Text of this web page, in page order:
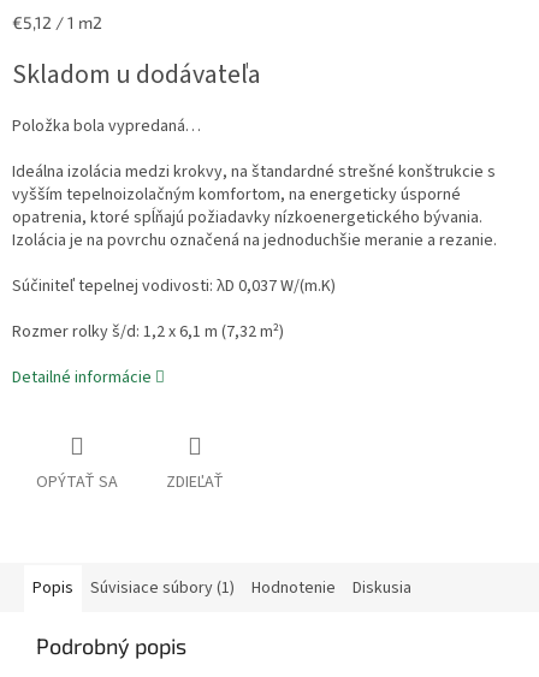
Jednotková
€5,12 / 1 m2
Skladom u dodávateľa
Položka bola vypredaná…
Ideálna izolácia medzi krokvy, na štandardné strešné konštrukcie s
vyšším tepelnoizolačným komfortom, na energeticky úsporné
opatrenia, ktoré spĺňajú požiadavky nízkoenergetického bývania.
Izolácia je na povrchu označená na jednoduchšie meranie a rezanie.
Súčiniteľ tepelnej vodivosti: λD 0,037 W/(m.K)
Rozmer rolky š/d: 1,2 x 6,1 m (7,32 m²)
Detailné informácie
OPÝTAŤ SA ZDIEĽAŤ
Popis Súvisiace súbory (1) Hodnotenie Diskusia
Podrobný popis